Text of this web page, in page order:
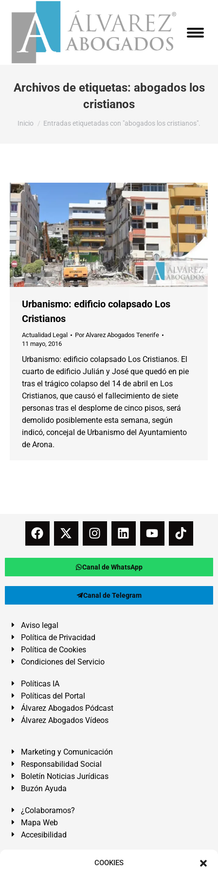
COOKIES
Archivos de etiquetas: abogados los
cristianos
Estás aquí:
Inicio Entradas etiquetadas con "abogados los cristianos".
Urbanismo: edificio colapsado Los
Cristianos
Actualidad Legal PorAlvarez Abogados Tenerife
11 mayo, 2016
Urbanismo: edificio colapsado Los Cristianos. El
cuarto de edificio Julián y José que quedó en pie
tras el trágico colapso del 14 de abril en Los
Cristianos, que causó el fallecimiento de siete
personas tras el desplome de cinco pisos, será
demolido posiblemente esta semana, según
indicó, concejal de Urbanismo del Ayuntamiento
de Arona.
Canal de WhatsApp
Canal de Telegram
Aviso legal
Política de Privacidad
Política de Cookies
Condiciones del Servicio
Políticas IA
Políticas del Portal
Álvarez Abogados Pódcast
Álvarez Abogados Vídeos
Marketing y Comunicación
Responsabilidad Social
Boletín Noticias Jurídicas
Buzón Ayuda
¿Colaboramos?
Mapa Web
Accesibilidad
Álvarez Abogados Tenerife:Calle Teobaldo Power Nº 7,